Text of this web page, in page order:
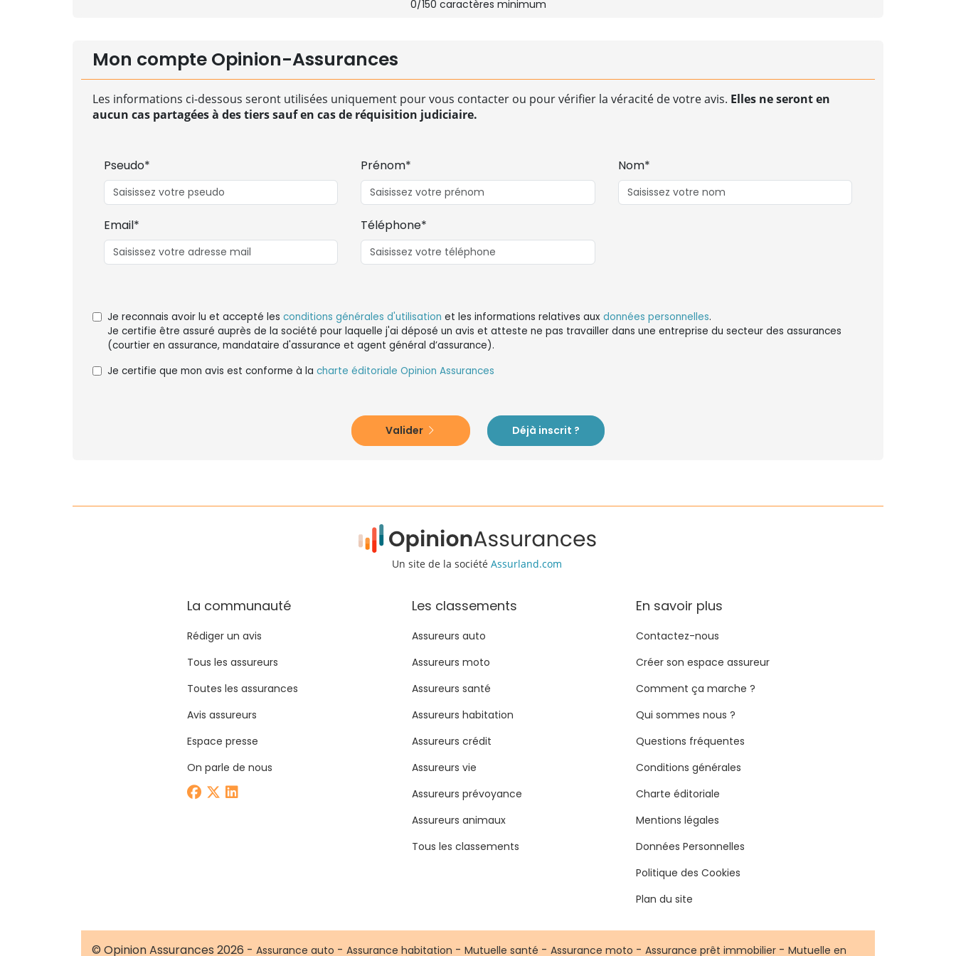
0/150 caractères minimum
Mon compte Opinion-Assurances
Les informations ci-dessous seront utilisées uniquement pour vous contacter ou pour vérifier la véracité de votre avis. Elles ne seront en
aucun cas partagées à des tiers sauf en cas de réquisition judiciaire.
Pseudo* Prénom* Nom*
Email* Téléphone*
Je reconnais avoir lu et accepté les conditions générales d'utilisation et les informations relatives aux données personnelles.
Je certifie être assuré auprès de la société pour laquelle j'ai déposé un avis et atteste ne pas travailler dans une entreprise du secteur des assurances
(courtier en assurance, mandataire d'assurance et agent général d’assurance).
Je certifie que mon avis est conforme à la charte éditoriale Opinion Assurances
Valider Déjà inscrit ?
Un site de la société Assurland.com
La communauté
Rédiger un avis
Tous les assureurs
Toutes les assurances
Avis assureurs
Espace presse
On parle de nous
Les classements
Assureurs auto
Assureurs moto
Assureurs santé
Assureurs habitation
Assureurs crédit
Assureurs vie
Assureurs prévoyance
Assureurs animaux
Tous les classements
En savoir plus
Contactez-nous
Créer son espace assureur
Comment ça marche ?
Qui sommes nous ?
Questions fréquentes
Conditions générales
Charte éditoriale
Mentions légales
Données Personnelles
Politique des Cookies
Plan du site
© Opinion Assurances 2026 - Assurance auto - Assurance habitation - Mutuelle santé - Assurance moto - Assurance prêt immobilier - Mutuelle en